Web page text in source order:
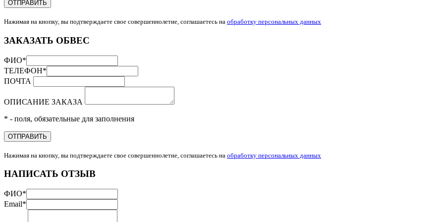
ОТПРАВИТЬ
Нажимая на кнопку, вы подтверждаете свое совершеннолетие, соглашаетесь на обработку персональных данных
ЗАКАЗАТЬ ОБВЕС
ФИО*
ТЕЛЕФОН*
ПОЧТА
ОПИСАНИЕ ЗАКАЗА
* - поля, обязательные для заполнения
ОТПРАВИТЬ
Нажимая на кнопку, вы подтверждаете свое совершеннолетие, соглашаетесь на обработку персональных данных
НАПИСАТЬ ОТЗЫВ
ФИО*
Email*